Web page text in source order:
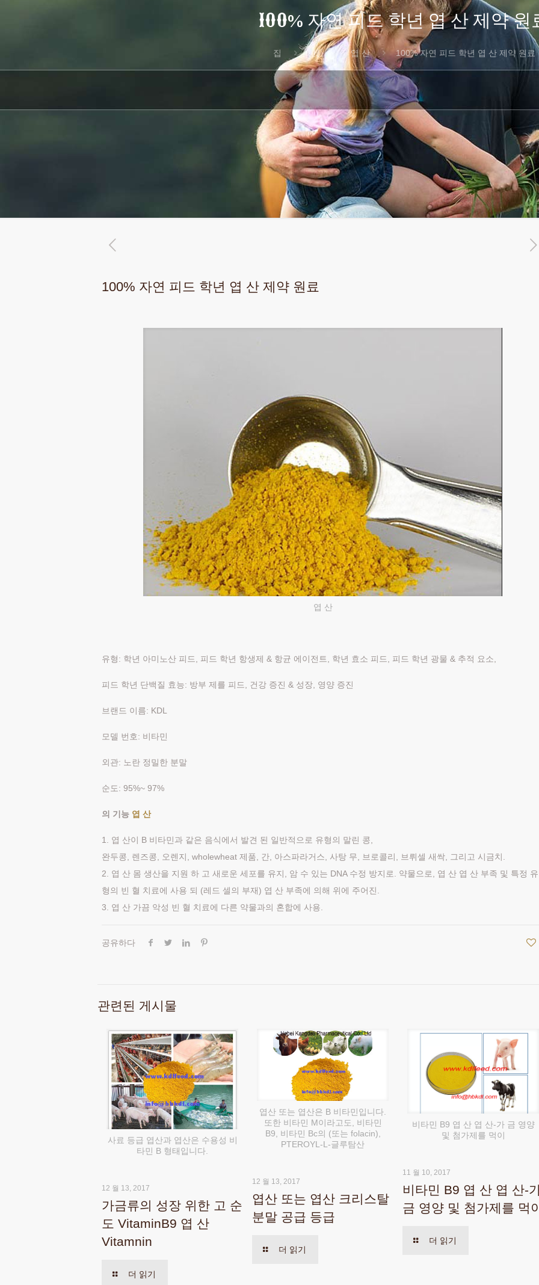
100% 자연 피드 학년 엽 산 제약 원
집 제품 엽 산 100% 자연 피드 학년 엽 산 제약 원료
100% 자연 피드 학년 엽 산 제약 원료
엽 산
유형: 학년 아미노산 피드, 피드 학년 항생제 & 항균 에이전트, 학년 효소 피드, 피드 학년 광물 & 추적 요소,
피드 학년 단백질 효능: 방부 제를 피드, 건강 증진 & 성장, 영양 증진
브랜드 이름: KDL
모델 번호: 비타민
외관: 노란 정밀한 분말
순도: 95%~ 97%
의 기능 엽 산
1. 엽 산이 B 비타민과 같은 음식에서 발견 된 일반적으로 유형의 말린 콩,
완두콩, 렌즈콩, 오렌지, wholewheat 제품, 간, 아스파라거스, 사탕 무, 브로콜리, 브뤼셀 새싹, 그리고 시금치.
2. 엽 산 몸 생산을 지원 하 고 새로운 세포를 유지, 암 수 있는 DNA 수정 방지로. 약물으로, 엽 산 엽 산 부족 및 특정 유
형의 빈 혈 치료에 사용 되 (레드 셀의 부재) 엽 산 부족에 의해 위에 주어진.
3. 엽 산 가끔 악성 빈 혈 치료에 다른 약물과의 혼합에 사용.
공유하다
관련된 게시물
사료 등급 엽산과 엽산은 수용성 비
타민 B 형태입니다.
12 월 13, 2017
가금류의 성장 위한 고 순
도 VitaminB9 엽 산
Vitamnin
더 읽기
엽산 또는 엽산은 B 비타민입니다.
또한 비타민 M이라고도, 비타민
B9, 비타민 Bc의 (또는 folacin),
PTEROYL-L-글루탐산
12 월 13, 2017
엽산 또는 엽산 크리스탈
분말 공급 등급
더 읽기
비타민 B9 엽 산 엽 산-가 금 영양
및 첨가제를 먹이
11 월 10, 2017
비타민 B9 엽 산 엽 산-
금 영양 및 첨가제를 먹
더 읽기